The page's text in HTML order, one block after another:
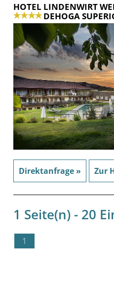
HOTEL LINDENWIRT
DEHOGA
Direktanfrage » Zur
1 Seite(n) - 20
1